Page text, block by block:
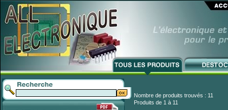
Nombre de produits trouvés : 11
Produits de 1 à 11